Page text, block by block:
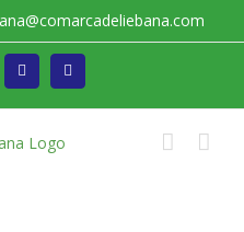
Instagram